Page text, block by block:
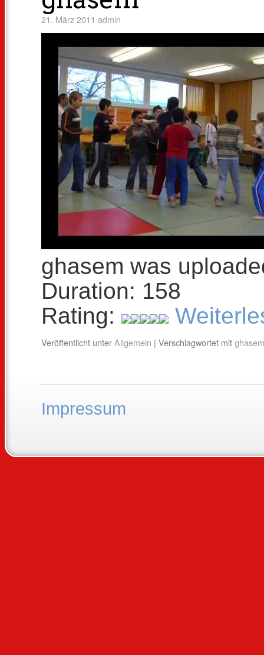
21. März 2011 admin
ghasem was
Duration: 158
Rating:
Veröffentlicht unterAllgemein | Verschlagwortet mit
Impressum